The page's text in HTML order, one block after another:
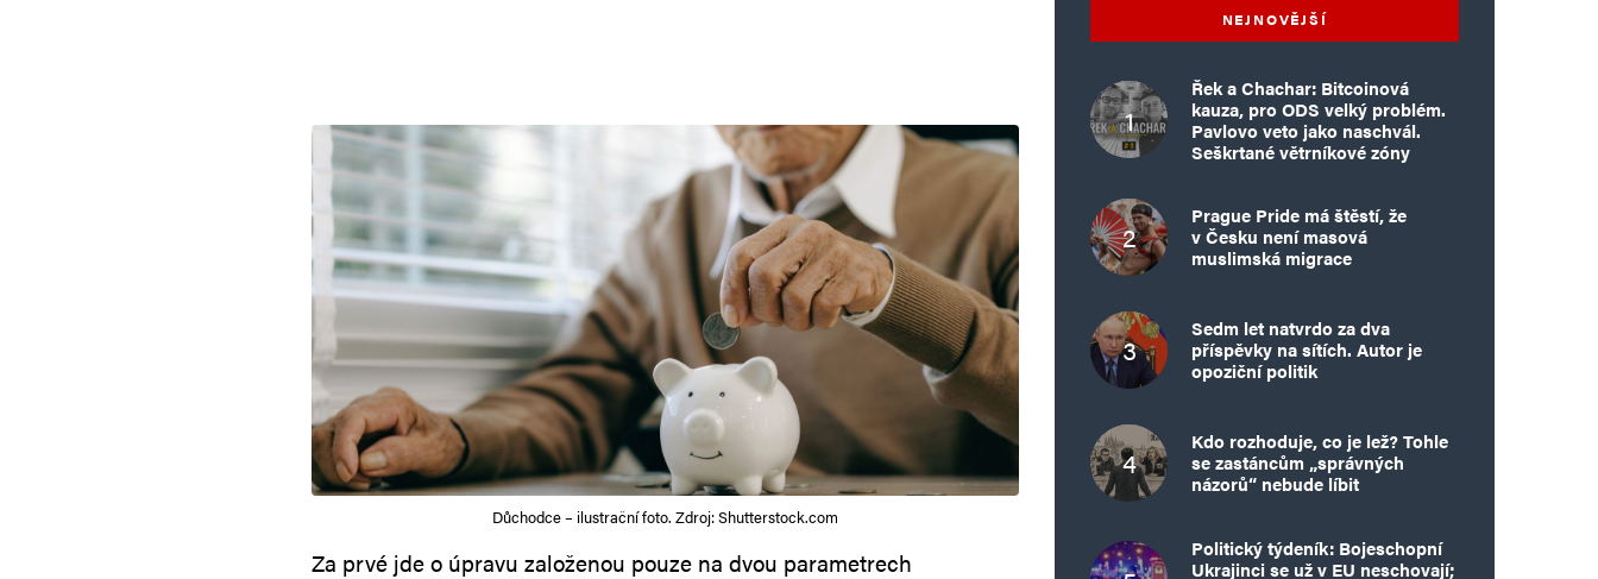
Důchodce – ilustrační foto. Zdroj: Shutterstock.com
Za prvé jde o úpravu založenou pouze na dvou parametrech
NEJNOVĚJŠÍ
Řek a Chachar: Bitcoinová
kauza, pro ODS velký problém.
Pavlovo veto jako naschvál.
Seškrtané větrníkové zóny
Prague Pride má štěstí, že
v Česku není masová
muslimská migrace
Sedm let natvrdo za dva
příspěvky na sítích. Autor je
opoziční politik
Kdo rozhoduje, co je lež? Tohle
se zastáncům „správných
názorů“ nebude líbit
Politický týdeník: Bojeschopní
Ukrajinci se už v EU neschovají;